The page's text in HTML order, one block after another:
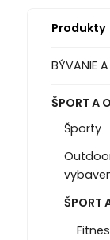
Produkty
BÝVANIE
ŠPORT A
Športy
ŠPORT